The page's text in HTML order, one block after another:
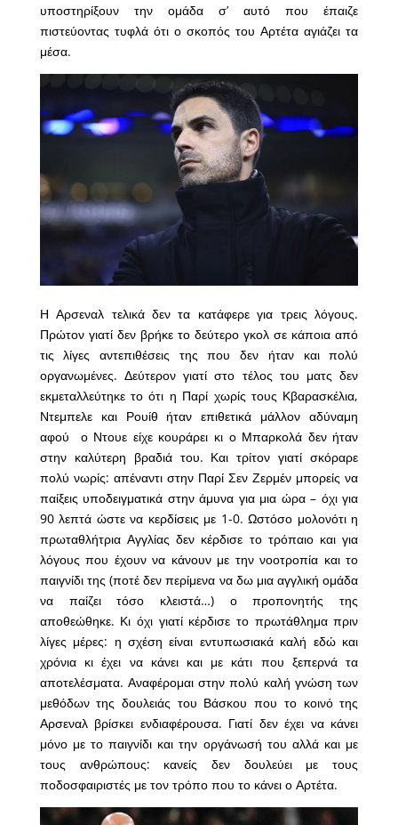
υποστηρίξουν την ομάδα σ’ αυτό που έπαιζε
πιστεύοντας τυφλά ότι ο σκοπός του Αρτέτα αγιάζει τα
μέσα.
Η Αρσεναλ τελικά δεν τα κατάφερε για τρεις λόγους.
Πρώτον γιατί δεν βρήκε το δεύτερο γκολ σε κάποια από
τις λίγες αντεπιθέσεις της που δεν ήταν και πολύ
οργανωμένες. Δεύτερον γιατί στο τέλος του ματς δεν
εκμεταλλεύτηκε το ότι η Παρί χωρίς τους Κβαρασκέλια,
Ντεμπελε και Ρουίθ ήταν επιθετικά μάλλον αδύναμη
αφού ο Ντουε είχε κουράρει κι ο Μπαρκολά δεν ήταν
στην καλύτερη βραδιά του. Και τρίτον γιατί σκόραρε
πολύ νωρίς: απέναντι στην Παρί Σεν Ζερμέν μπορείς να
παίξεις υποδειγματικά στην άμυνα για μια ώρα – όχι για
90 λεπτά ώστε να κερδίσεις με 1-0. Ωστόσο μολονότι η
πρωταθλήτρια Αγγλίας δεν κέρδισε το τρόπαιο και για
λόγους που έχουν να κάνουν με την νοοτροπία και το
παιγνίδι της (ποτέ δεν περίμενα να δω μια αγγλική ομάδα
να παίζει τόσο κλειστά…) ο προπονητής της
αποθεώθηκε. Κι όχι γιατί κέρδισε το πρωτάθλημα πριν
λίγες μέρες: η σχέση είναι εντυπωσιακά καλή εδώ και
χρόνια κι έχει να κάνει και με κάτι που ξεπερνά τα
αποτελέσματα. Αναφέρομαι στην πολύ καλή γνώση των
μεθόδων της δουλειάς του Βάσκου που το κοινό της
Αρσεναλ βρίσκει ενδιαφέρουσα. Γιατί δεν έχει να κάνει
μόνο με το παιγνίδι και την οργάνωσή του αλλά και με
τους ανθρώπους: κανείς δεν δουλεύει με τους
ποδοσφαιριστές με τον τρόπο που το κάνει ο Αρτέτα.